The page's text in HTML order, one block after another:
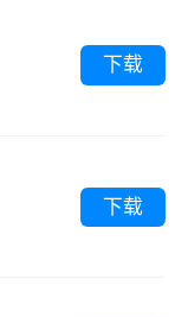
下载
下载